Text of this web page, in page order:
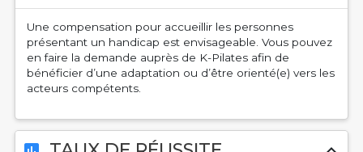
Une compensation pour accueillir les personnes
présentant un handicap est envisageable. Vous pouvez
en faire la demande auprès de K-Pilates afin de
bénéficier d’une adaptation ou d’être orienté(e) vers les
acteurs compétents.